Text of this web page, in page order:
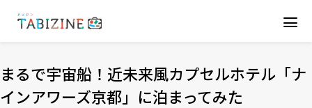
まるで宇宙船！近未来風カプセルホテル「ナ
インアワーズ京都」に泊まってみた